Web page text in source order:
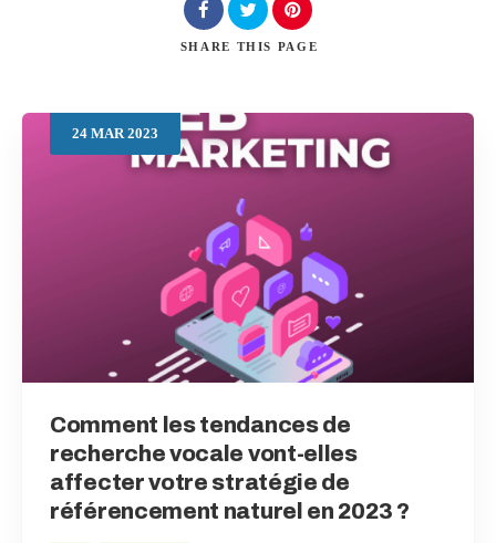
SHARE THIS PAGE
24 MAR 2023
Comment les tendances de
recherche vocale vont-elles
affecter votre stratégie de
référencement naturel en 2023 ?